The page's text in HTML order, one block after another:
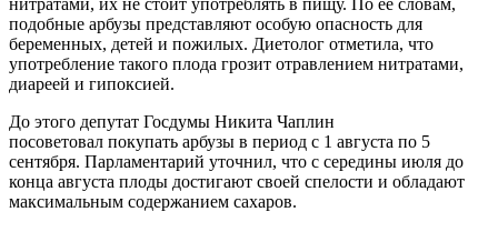
подобные арбузы представляют особую опасность для
беременных, детей и пожилых. Диетолог отметила, что
употребление такого плода грозит отравлением нитратами,
диареей и гипоксией.
До этого депутат Госдумы Никита Чаплин
посоветовал покупать арбузы в период с 1 августа по 5
сентября. Парламентарий уточнил, что с середины июля до
конца августа плоды достигают своей спелости и обладают
максимальным содержанием сахаров.